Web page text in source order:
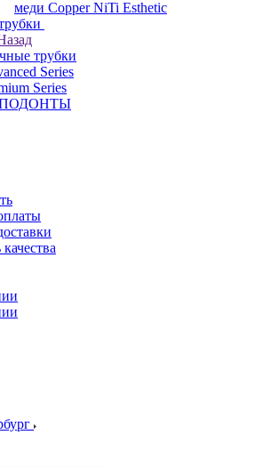
меди Copper NiTi Esthetic
трубки
Series
Series